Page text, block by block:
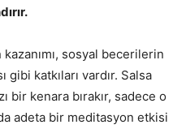
sosyal becerilerin
katkıları vardır. Salsa
bir kenara bırakır, sadece o
adeta bir meditasyon etkisi